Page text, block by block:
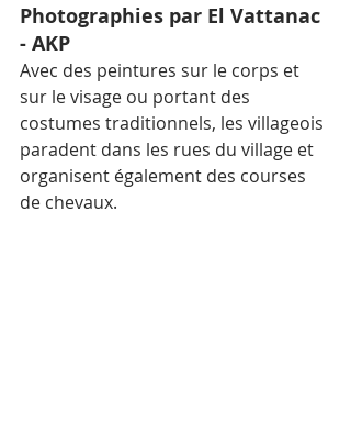
Photographies par El Vattanac
- AKP
Avec des peintures sur le corps et
sur le visage ou portant des
costumes traditionnels, les villageois
paradent dans les rues du village et
organisent également des courses
de chevaux.